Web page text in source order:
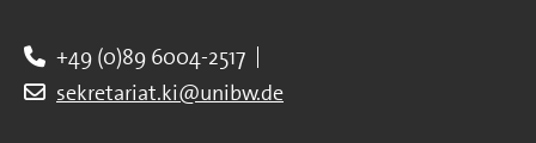
+49 (0)89 6004-2517
sekretariat.ki@unibw.de